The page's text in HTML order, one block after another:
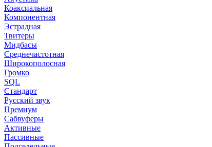
Коаксиальная
Компонентная
Эстрадная
Твитеры
Мидбасы
Среднечастотная
Широкополосная
Громко
SQL
Стандарт
Русский звук
Премиум
Сабвуферы
Активные
Пассивные